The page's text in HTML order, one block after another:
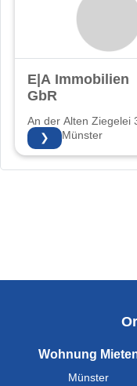
E|A Immobilien
GbR
An der Alten Ziegelei
48157 Münster
❯
Wohnung
Münster